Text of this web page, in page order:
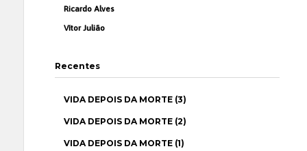
Ricardo Alves
Vítor Julião
Recentes
VIDA DEPOIS DA MORTE (3)
VIDA DEPOIS DA MORTE (2)
VIDA DEPOIS DA MORTE (1)